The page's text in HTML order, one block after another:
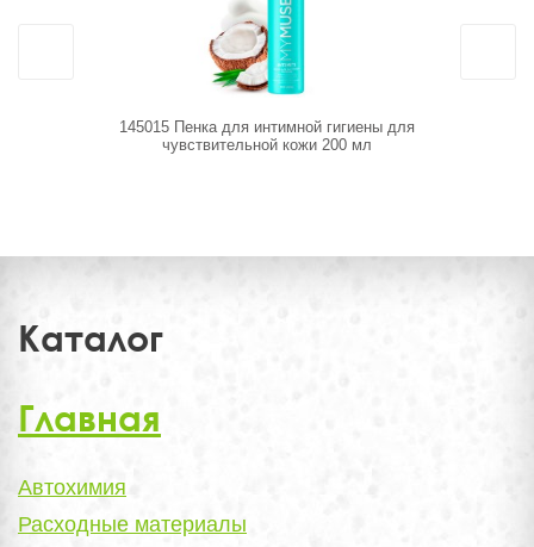
145015 Пенка для интимной гигиены для
чувствительной кожи 200 мл
Каталог
Главная
Автохимия
Расходные материалы